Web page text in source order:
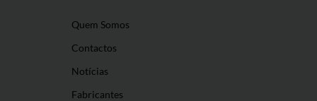
Quem Somos
Contactos
Notícias
Fabricantes